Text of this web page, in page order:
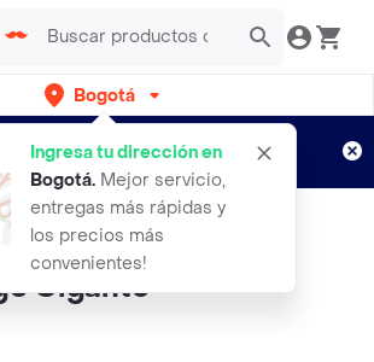
Bogotá
Ingresa tu dirección en
Bogotá. Mejor servicio,
entregas más rápidas y
los precios más
convenientes!
gratis por semanas
Aplican TyC
Orgánicas De Flor
Gigante